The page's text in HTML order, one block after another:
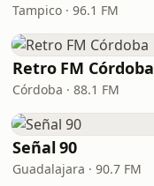
Tampico · 96.1 FM
Retro FM Córdoba
Córdoba · 88.1 FM
Señal 90
Guadalajara · 90.7 FM